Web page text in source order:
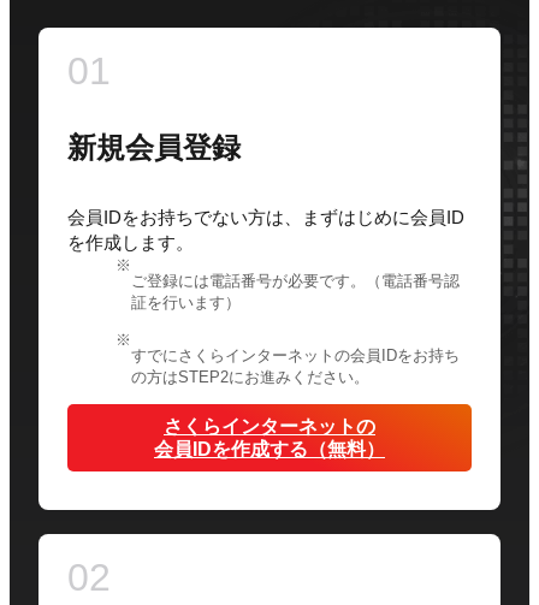
01
新規会員登録
会員IDをお持ちでない方は、まずはじめに会員ID
を作成します。
ご登録には電話番号が必要です。（電話番号認
証を行います）
すでにさくらインターネットの会員IDをお持ち
の方はSTEP2にお進みください。
さくらインターネットの
会員IDを作成する（無料）
02